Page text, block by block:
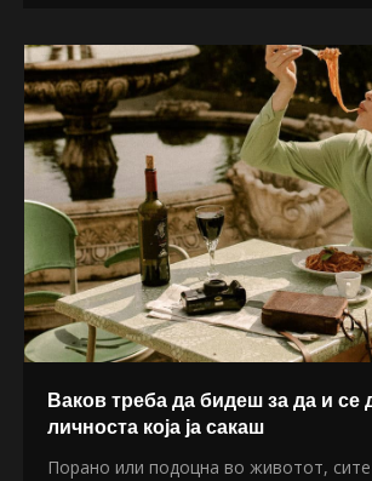
Ваков треба да бидеш за да и се
личноста која ја сакаш
Порано или подоцна во животот,